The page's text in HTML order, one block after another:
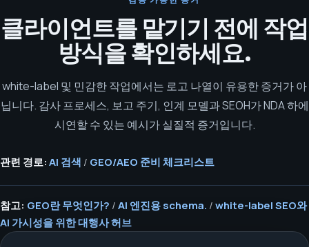
클라이언트를 맡기기 전에 작업
방식을 확인하세요.
white-label 및 민감한 작업에서는 로고 나열이 유용한 증거가 아
닙니다. 감사 프로세스, 보고 주기, 인계 모델과 SEOH가 NDA 하에
시연할 수 있는 예시가 실질적 증거입니다.
관련 경로: AI 검색 / GEO/AEO 준비 체크리스트
참고: GEO란 무엇인가? / AI 엔진용 schema. / white-label SEO와
AI 가시성을 위한 대행사 허브